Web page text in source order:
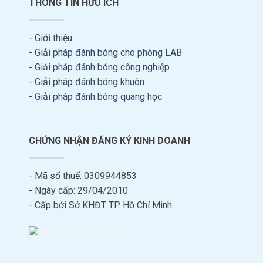
THÔNG TIN HỮU ÍCH
- Giới thiệu
- Giải pháp đánh bóng cho phòng LAB
- Giải pháp đánh bóng công nghiệp
- Giải pháp đánh bóng khuôn
- Giải pháp đánh bóng quang học
CHỨNG NHẬN ĐĂNG KÝ KINH DOANH
- Mã số thuế: 0309944853
- Ngày cấp: 29/04/2010
- Cấp bởi Sở KHĐT TP. Hồ Chí Minh